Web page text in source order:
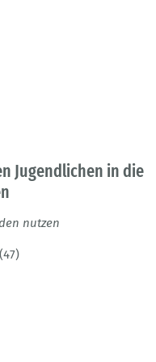
Jugendlichen in die
nutzen